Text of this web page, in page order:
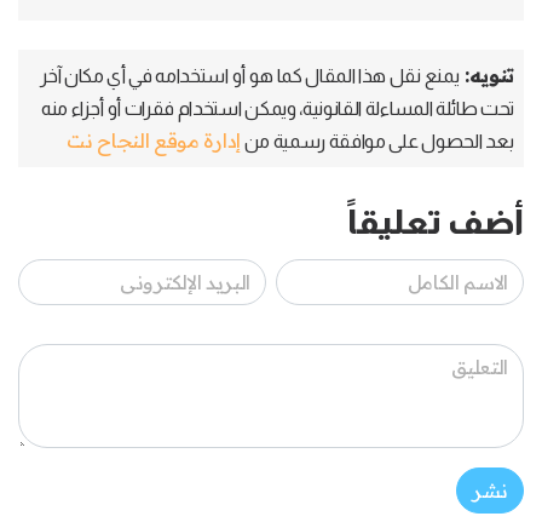
تنويه: يمنع نقل هذا المقال كما هو أو استخدامه في أي مكان آخر
تحت طائلة المساءلة القانونية، ويمكن استخدام فقرات أو أجزاء منه
بعد الحصول على موافقة رسمية من إدارة موقع النجاح نت
أضف تعليقاً
نشر